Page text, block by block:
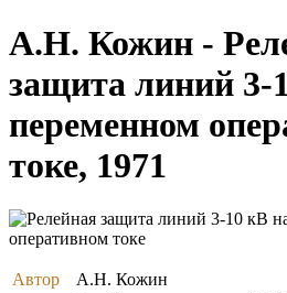
А.Н. Кожин -
защита линий 3-
переменном
токе, 1971
Автор
А.Н. Кожин